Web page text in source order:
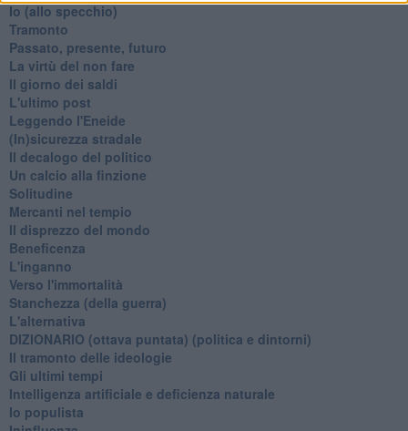
​Io (allo specchio)
Tramonto
Passato, presente, futuro
La virtù del non fare
Il giorno dei saldi
L'ultimo post
Leggendo l'Eneide
​(In)sicurezza stradale
Il decalogo del politico
Un calcio alla finzione
Solitudine
Mercanti nel tempio
Il disprezzo del mondo
Beneficenza
L'inganno
Verso l'immortalità
Stanchezza (della guerra)
L'alternativa
​DIZIONARIO (ottava puntata) (politica e dintorni)
Il tramonto delle ideologie
Gli ultimi tempi
Intelligenza artificiale e deficienza naturale
Io populista